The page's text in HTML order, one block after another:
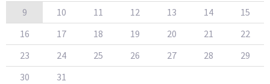
9
10 11 12 13 14
15
16
17 18 19 20 21
22
23
24 25 26 27 28
29
30
31